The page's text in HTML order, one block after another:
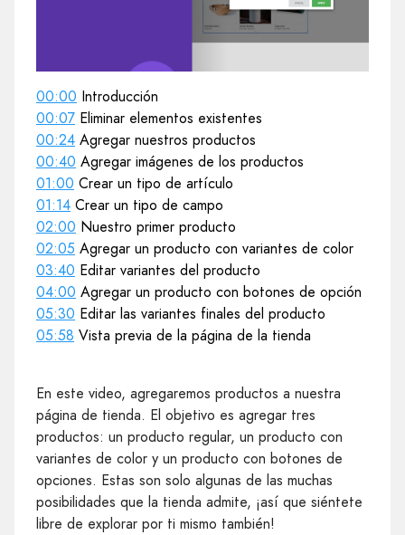
00:00 Introducción
00:07 Eliminar elementos existentes
00:24 Agregar nuestros productos
00:40 Agregar imágenes de los productos
01:00 Crear un tipo de artículo
01:14 Crear un tipo de campo
02:00 Nuestro primer producto
02:05 Agregar un producto con variantes de color
03:40 Editar variantes del producto
04:00 Agregar un producto con botones de opción
05:30 Editar las variantes finales del producto
05:58 Vista previa de la página de la tienda
En este video, agregaremos productos a nuestra
página de tienda. El objetivo es agregar tres
productos: un producto regular, un producto con
variantes de color y un producto con botones de
opciones. Estas son solo algunas de las muchas
posibilidades que la tienda admite, ¡así que siéntete
libre de explorar por ti mismo también!